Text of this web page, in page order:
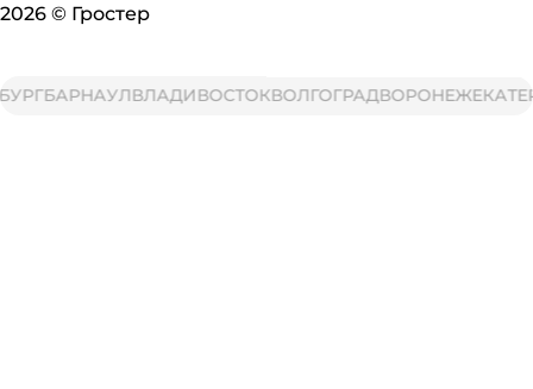
2026 © Гростер
БАРНАУЛВЛАДИВОСТОКВОЛГОГРАДВОРОНЕЖ